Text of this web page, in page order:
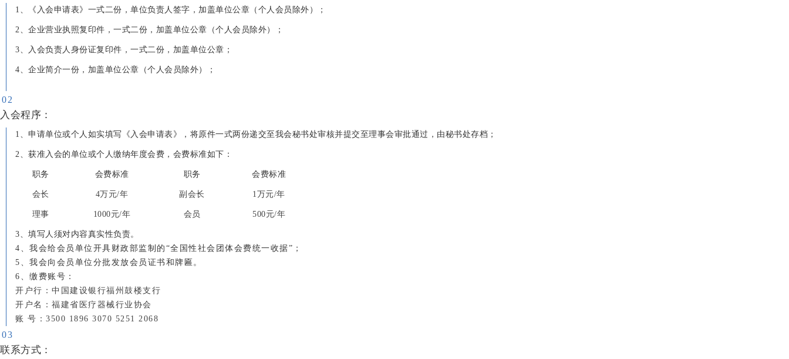
1、 《入会申请表》一式二份，单位负责人签字，加盖单位公章（个人会员除外）；
2、 企业营业执照复印件，一式二份，加盖单位公章（个人会员除外）；
3、 入会负责人身份证复印件，一式二份，加盖单位公章；
4、 企业简介一份，加盖单位公章（个人会员除外）；
02
入会程序：
1、 申请单位或个人如实填写《入会申请表》，将原件一式两份递交至我会秘书处审核并提交至理事会审批通过，由秘书处存档；
2、 获准入会的单位或个人缴纳年度会费，会费标准如下：
职务 会费标准 职务 会费标准
会长 4万元/年 副会长 1万元/年
理事 1000元/年 会员 500元/年
3、 填写人须对内容真实性负责。
4、 我会给会员单位开具财政部监制的“全国性社会团体会费统一收据”；
5、 我会向会员单位分批发放会员证书和牌匾。
6、 缴费账号：
开户行：中国建设银行福州鼓楼支行
开户名：福建省医疗器械行业协会
账 号：3500 1896 3070 5251 2068
03
联系方式 ：